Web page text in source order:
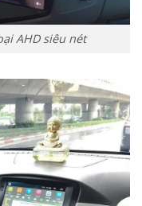
AHD siêu nét